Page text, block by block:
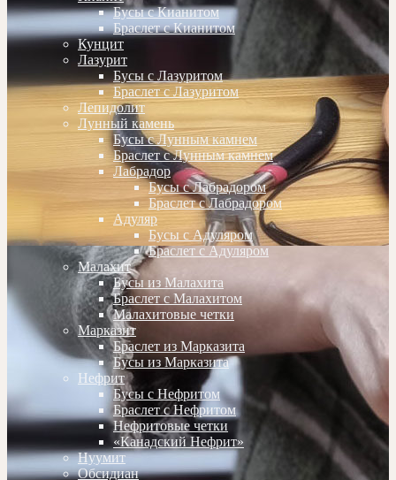
Бусы с Кианитом
Браслет с Кианитом
Кунцит
Лазурит
Бусы с Лазуритом
Браслет с Лазуритом
Лепидолит
Лунный камень
Бусы с Лунным камнем
Браслет с Лунным камнем
Лабрадор
Бусы с Лабрадором
Браслет с Лабрадором
Адуляр
Бусы с Адуляром
Браслет с Адуляром
Малахит
Бусы из Малахита
Браслет с Малахитом
Малахитовые четки
Марказит
Браслет из Марказита
Бусы из Марказита
Нефрит
Бусы с Нефритом
Браслет с Нефритом
Нефритовые четки
«Канадский Нефрит»
Нуумит
Обсидиан